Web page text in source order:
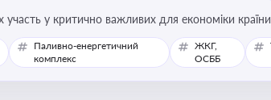
участь у критично важливих для економіки країни
Паливно-енергетичний
комплекс
ЖКГ,
ОСББ